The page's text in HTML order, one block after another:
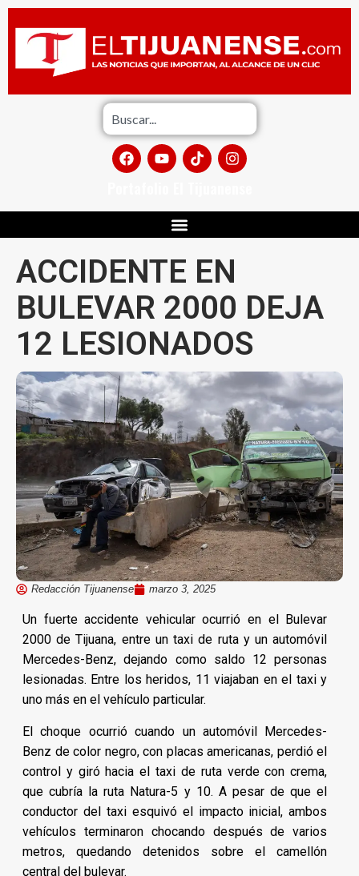
ACCIDENTE EN
BULEVAR 2000 DEJA
12 LESIONADOS
Redacción Tijuanense marzo 3, 2025
Un fuerte accidente vehicular ocurrió en el Bulevar
2000 de Tijuana, entre un taxi de ruta y un automóvil
Mercedes-Benz, dejando como saldo 12 personas
lesionadas. Entre los heridos, 11 viajaban en el taxi y
uno más en el vehículo particular.
El choque ocurrió cuando un automóvil Mercedes-
Benz de color negro, con placas americanas, perdió el
control y giró hacia el taxi de ruta verde con crema,
que cubría la ruta Natura-5 y 10. A pesar de que el
conductor del taxi esquivó el impacto inicial, ambos
vehículos terminaron chocando después de varios
metros, quedando detenidos sobre el camellón
central del bulevar.